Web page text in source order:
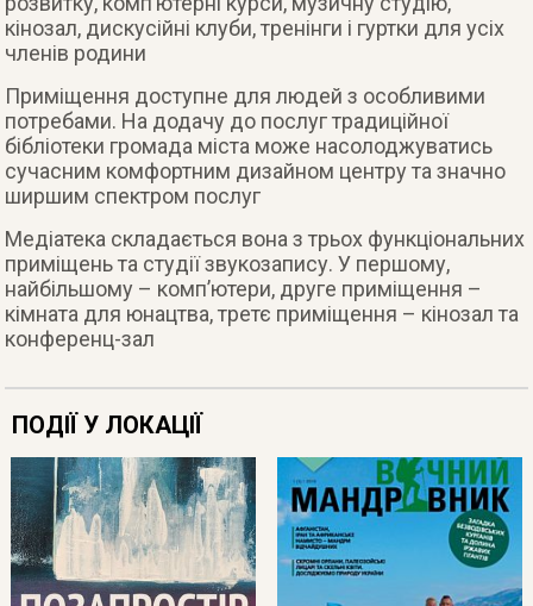
кінозал, дискусійні клуби, тренінги і гуртки для усіх
членів родини
Приміщення доступне для людей з особливими
потребами. На додачу до послуг традиційної
бібліотеки громада міста може насолоджуватись
сучасним комфортним дизайном центру та значно
ширшим спектром послуг
Медіатека складається вона з трьох функціональних
приміщень та студії звукозапису. У першому,
найбільшому – комп’ютери, друге приміщення –
кімната для юнацтва, третє приміщення – кінозал та
конференц-зал
ПОДІЇ У ЛОКАЦІЇ